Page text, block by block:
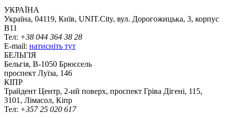
УКРАЇНА
Україна, 04119, Київ, UNIT.City, вул. Дорогожицька, 3, корпус
B11
Тел: +38 044 364 38 28
E-mail: натисніть тут
БЕЛЬГІЯ
Бельгія, В-1050 Брюссель
проспект Луїза, 146
КІПР
Трайдент Центр, 2-ий поверх, проспект Гріва Дігені, 115,
3101, Лімасол, Кіпр
Тел: +357 25 020 617